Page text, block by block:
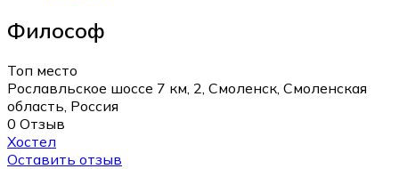
Философ
Топ место
Рославльское шоссе 7 км, 2, Смоленск, Смоленская
область, Россия
0 Отзыв
Хостел
Оставить отзыв